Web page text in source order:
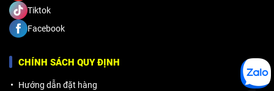
Tiktok
Facebook
CHÍNH SÁCH QUY ĐỊNH
Hướng dẫn đặt hàng